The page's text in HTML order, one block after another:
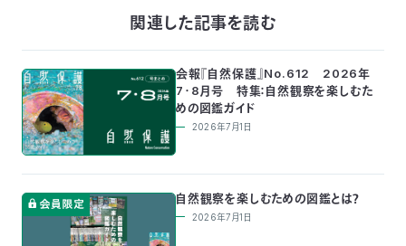
関連した記事を読む
会報『自然保護』No.612 2026年
7・8月号 特集：自然観察を楽しむた
めの図鑑ガイド
2026年7月1日
自然観察を楽しむための図鑑とは？
2026年7月1日